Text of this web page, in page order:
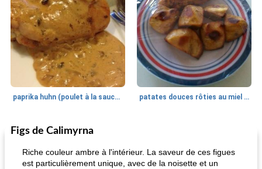
paprika huhn (poulet à la sauce paprika). patates douces rôties au miel / kumara
Petit déjeuner et brunch
Figs de Calimyrna
Riche couleur ambre à l'intérieur. La saveur de ces figues
est particulièrement unique, avec de la noisette et un